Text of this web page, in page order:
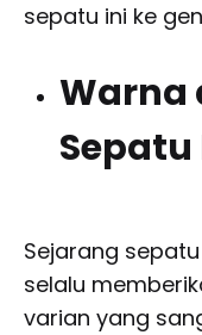
sepatu ini ke
Warna
Sepatu
Sejarang
selalu
varian yang